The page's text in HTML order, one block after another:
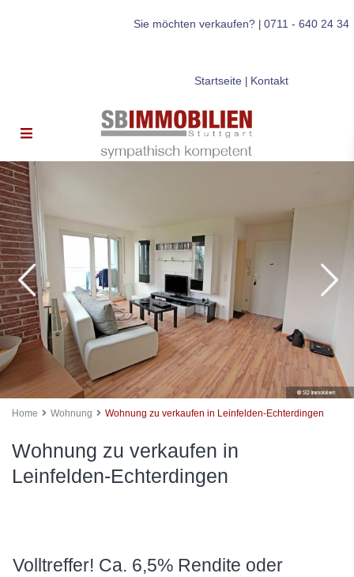
Sie möchten verkaufen?| 0711 - 640 24 34
Startseite| Kontakt
Home Wohnung Wohnung zu verkaufen in Leinfelden-Echterdingen
Wohnung zu verkaufen in
Leinfelden-Echterdingen
Volltreffer! Ca. 6,5% Rendite oder